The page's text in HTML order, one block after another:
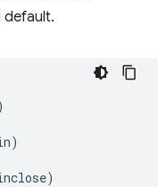
default.